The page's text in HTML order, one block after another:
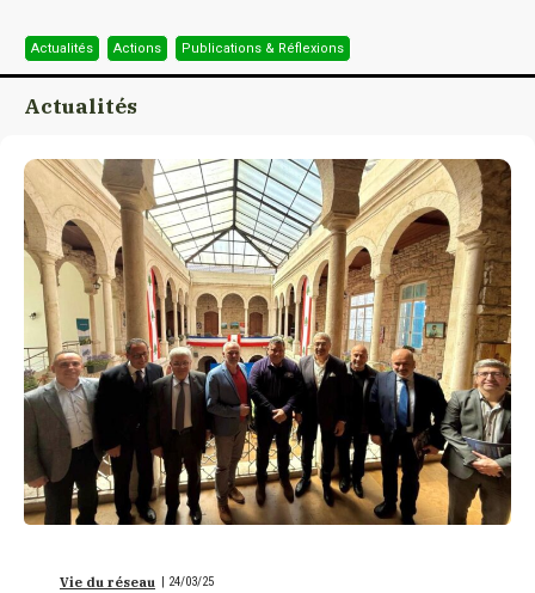
Actualités Actions Publications & Réflexions
Actualités
Vie du réseau 24/03/25